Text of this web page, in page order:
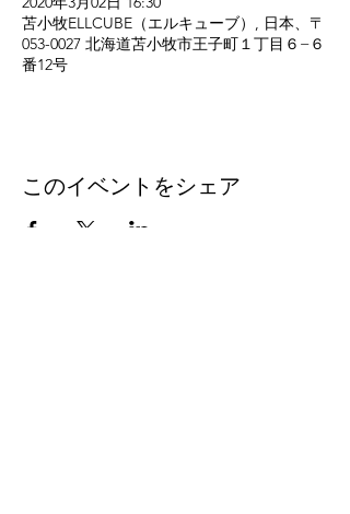
苫小牧ELLCUBE（エルキューブ）, 日本、〒
053-0027 北海道苫小牧市王子町１丁目６−６
番12号
このイベントをシェア